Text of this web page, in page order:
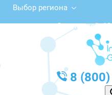
Выбор региона
ул. Строителей,
с
График работы:
8